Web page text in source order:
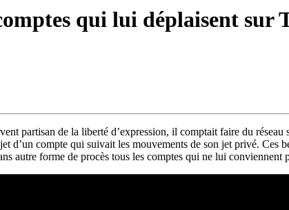
qui lui déplaisent sur
partisan de la liberté d’expression, il comptait faire du
d’un compte qui suivait les mouvements de son jet privé. Ces
autre forme de procès tous les comptes qui ne lui